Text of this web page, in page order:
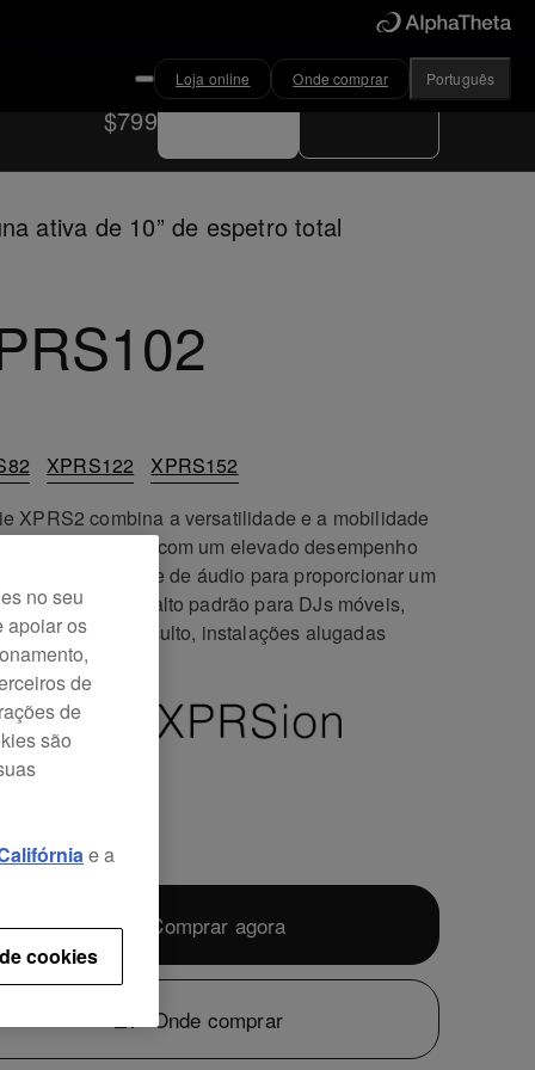
Loja online Onde comprar Português
$799
Comprar agora Onde comprar
ativa de 10” de espetro total
XPRS122
XPRS152
XPRS2 combina a versatilidade e a mobilidade
XPRS original com um elevado desempenho
e inteligibilidade de áudio para proporcionar um
de colunas de alto padrão para DJs móveis,
vivo, casas de culto, instalações alugadas
Comprar agora
Onde comprar
no seu
apoiar os
de
de
são
e a
cookies